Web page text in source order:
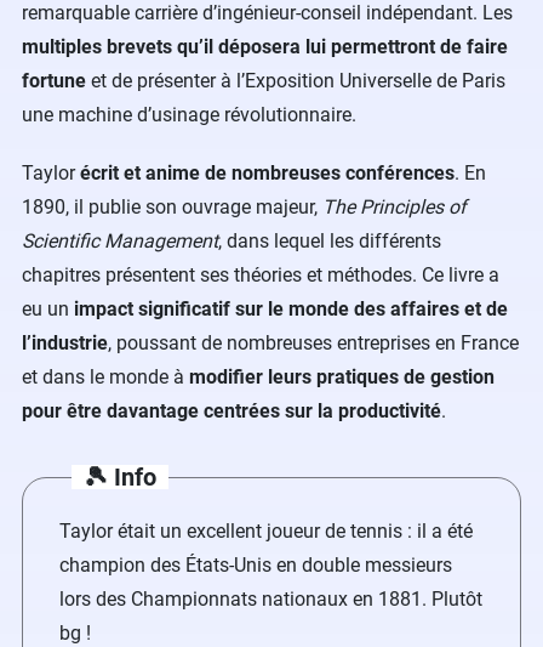
remarquable carrière d’ingénieur-conseil indépendant. Les
multiples brevets qu’il déposera lui permettront de faire
fortune et de présenter à l’Exposition Universelle de Paris
une machine d’usinage révolutionnaire.
Taylorécrit et anime de nombreuses conférences. En
1890, il publie son ouvrage majeur, The Principles of
Scientific Management, dans lequel les différents
chapitres présentent ses théories et méthodes. Ce livre a
eu un impact significatif sur le monde des affaires et de
l’industrie, poussant de nombreuses entreprises en France
et dans le monde à modifier leurs pratiques de gestion
pour être davantage centrées sur la productivité.
🎾 Info
Taylor était un excellent joueur de tennis : il a été
champion des États-Unis en double messieurs
lors des Championnats nationaux en 1881. Plutôt
bg !